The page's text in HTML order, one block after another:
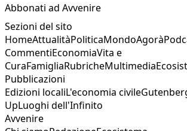
Abbonati ad Avvenire
Sezioni del sito
HomeAttualitàPoliticaMondoAgorà
CommentiEconomiaVita e
CuraFamigliaRubricheMultimedia
Pubblicazioni
Edizioni localiL'economia civile
UpLuoghi dell'Infinito
Avvenire